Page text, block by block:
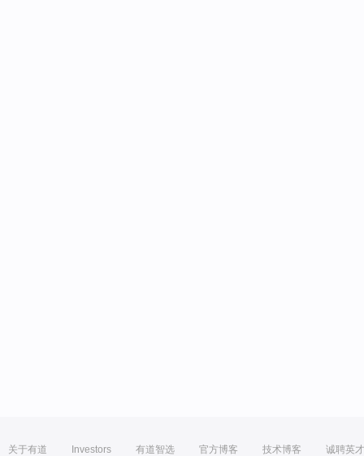
关于有道 Investors 有道智选 官方博客 技术博客 诚聘英才